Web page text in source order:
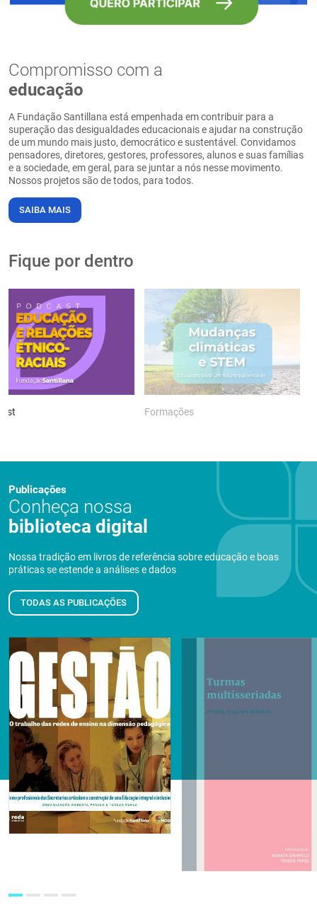
Compromisso com a
educação
A Fundação Santillana está empenhada em contribuir para a
superação das desigualdades educacionais e ajudar na construção
de um mundo mais justo, democrático e sustentável. Convidamos
pensadores, diretores, gestores, professores, alunos e suas famílias
e a sociedade, em geral, para se juntar a nós nesse movimento.
Nossos projetos são de todos, para todos.
SAIBA MAIS
Fique por dentro
Formações
Publicações
Conheça nossa
biblioteca digital
Nossa tradição em livros de referência sobre educação e boas
práticas se estende a análises e dados
TODAS AS PUBLICAÇÕES